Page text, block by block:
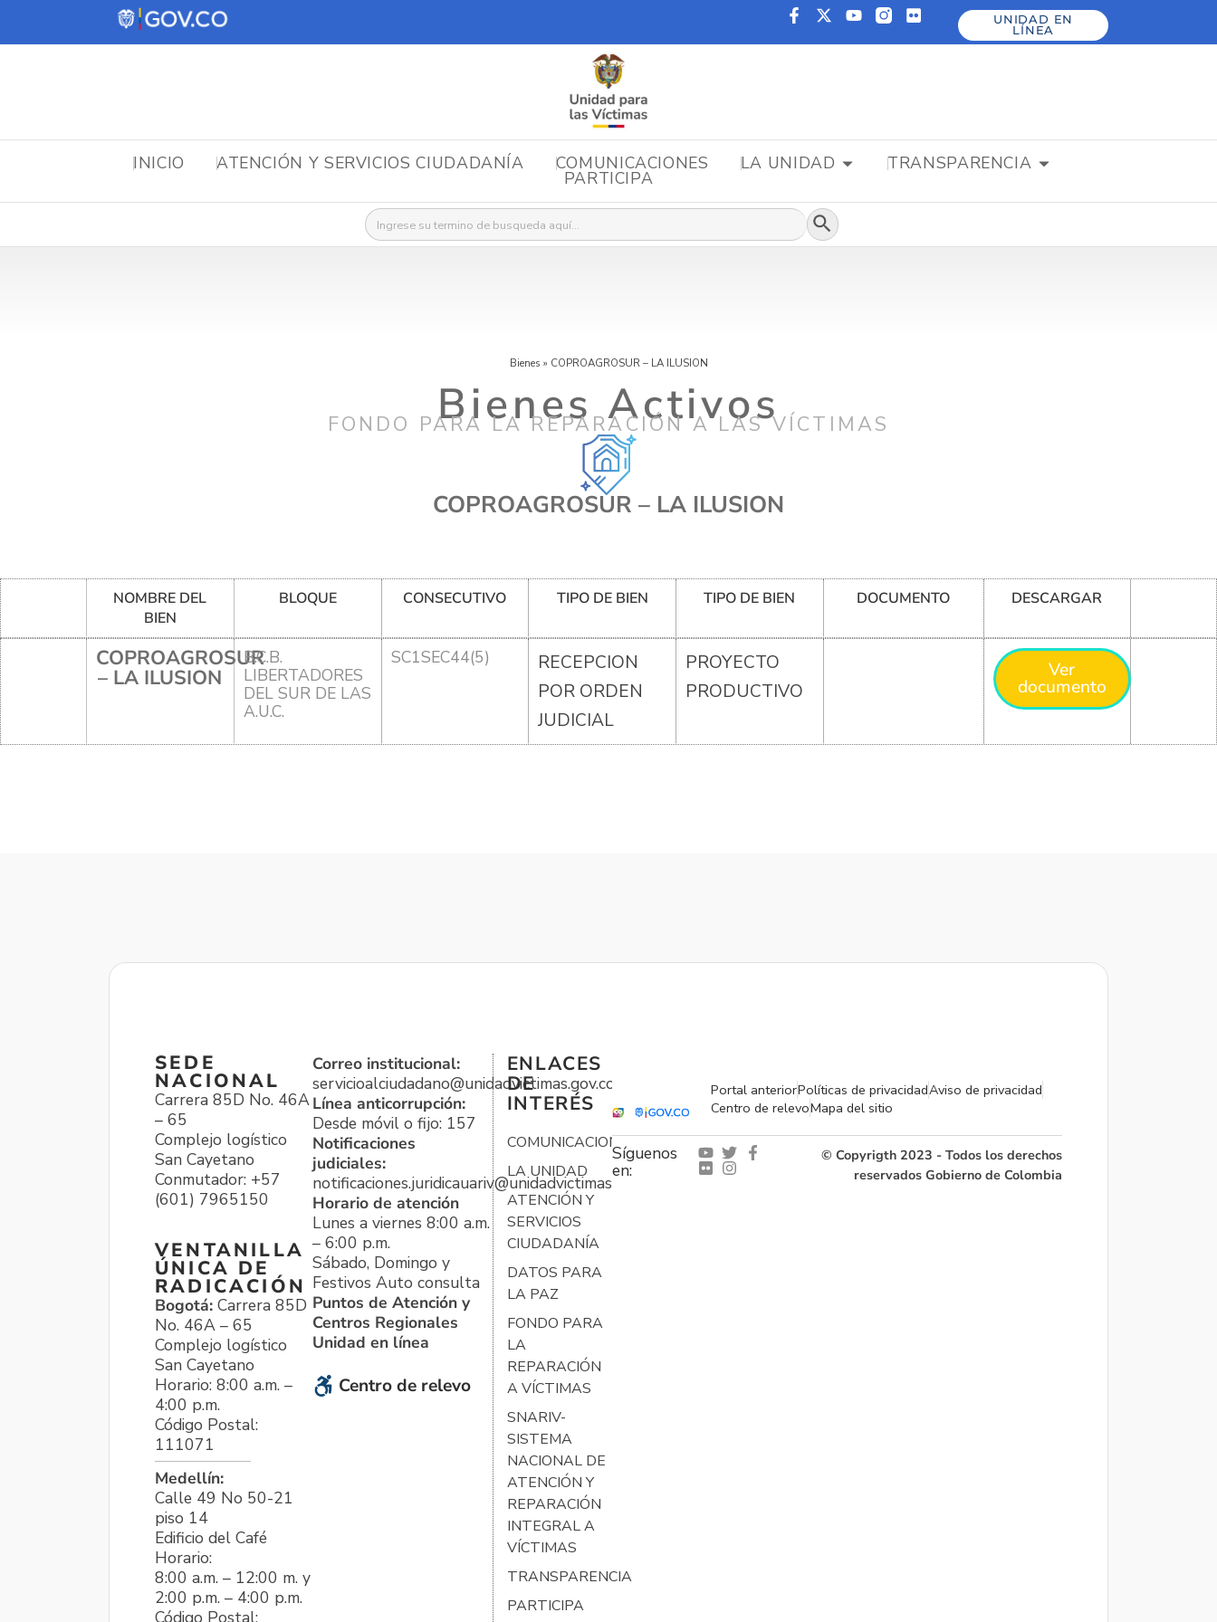
UNIDAD EN
LÍNEA
INICIO ATENCIÓN Y SERVICIOS CIUDADANÍA COMUNICACIONES LA UNIDAD TRANSPARENCIA
PARTICIPA
Buscar: Botón de búsqueda
Bienes » COPROAGROSUR – LA ILUSION
Bienes Activos
FONDO PARA LA REPARACIÓN A LAS VÍCTIMAS
COPROAGROSUR – LA ILUSION
NOMBRE DEL
BIEN
BLOQUE CONSECUTIVO TIPO DE BIEN TIPO DE BIEN DOCUMENTO DESCARGAR
COPROAGROSUR
– LA ILUSION
B.C.B.
LIBERTADORES
DEL SUR DE LAS
A.U.C.
SC1SEC44(5)
RECEPCION
POR ORDEN
JUDICIAL
PROYECTO
PRODUCTIVO
Ver
documento
SEDE
NACIONAL
Carrera 85D No. 46A
– 65
Complejo logístico
San Cayetano
Conmutador: +57
(601) 7965150
VENTANILLA
ÚNICA DE
RADICACIÓN
Bogotá: Carrera 85D
No. 46A – 65
Complejo logístico
San Cayetano
Horario: 8:00 a.m. –
4:00 p.m.
Código Postal:
111071
Medellín:
Calle 49 No 50-21
piso 14
Edificio del Café
Horario:
8:00 a.m. – 12:00 m. y
2:00 p.m. – 4:00 p.m.
Correo institucional:
servicioalciudadano@unidadvictimas.gov.co
Línea anticorrupción:
Desde móvil o fijo: 157
Notificaciones
judiciales:
notificaciones.juridicauariv@unidadvictimas.gov.co
Horario de atención
Lunes a viernes 8:00 a.m.
– 6:00 p.m.
Sábado, Domingo y
Festivos Auto consulta
Puntos de Atención y
Centros Regionales
Unidad en línea
Centro de relevo
ENLACES
DE
INTERÉS
COMUNICACIONES
LA UNIDAD
ATENCIÓN Y
SERVICIOS
CIUDADANÍA
DATOS PARA
LA PAZ
FONDO PARA
LA
REPARACIÓN
A VÍCTIMAS
SNARIV-
SISTEMA
NACIONAL DE
ATENCIÓN Y
REPARACIÓN
INTEGRAL A
VÍCTIMAS
TRANSPARENCIA
PARTICIPA
Portal anteriorPolíticas de privacidadAviso de privacidad
Centro de relevoMapa del sitio
Síguenos
en:
© Copyrigth 2023 - Todos los derechos
reservados Gobierno de Colombia